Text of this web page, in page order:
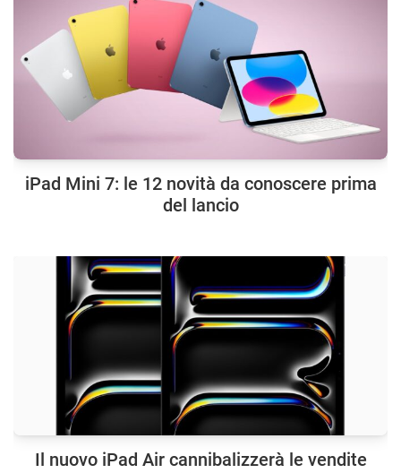
iPad Mini 7: le 12 novità da conoscere prima
del lancio
Il nuovo iPad Air cannibalizzerà le vendite